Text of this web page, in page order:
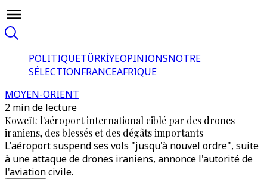
POLITIQUETÜRKİYEOPINIONSNOTRE
SÉLECTIONFRANCEAFRIQUE
MOYEN-ORIENT
2 min de lecture
Koweït: l'aéroport international ciblé par des drones
iraniens, des blessés et des dégâts importants
L'aéroport suspend ses vols "jusqu'à nouvel ordre", suite
à une attaque de drones iraniens, annonce l'autorité de
l'aviation civile.